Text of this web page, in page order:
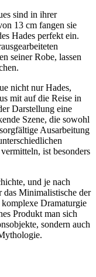
sind in ihrer
13 cm fangen sie
Hades perfekt ein.
seiner Robe, lassen
nicht nur Hades,
mit auf die Reise in
Darstellung eine
Szene, die sowohl
Ausarbeitung
ist besonders
und je nach
das Minimalistische der
Dramaturgie
Produkt man sich
sondern auch